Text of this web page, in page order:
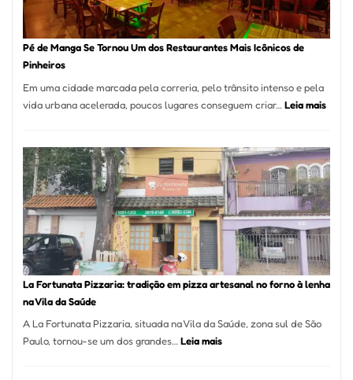
Pé de Manga Se Tornou Um dos Restaurantes Mais Icônicos de
Pinheiros
Em uma cidade marcada pela correria, pelo trânsito intenso e pela
vida urbana acelerada, poucos lugares conseguem criar… Leia mais:
Se
Um
dos
Mais
La Fortunata Pizzaria: tradição em pizza artesanal no forno à lenha
na Vila da Saúde
A La Fortunata Pizzaria, situada na Vila da Saúde, zona sul de São
Paulo, tornou-se um dos grandes…Leia mais: